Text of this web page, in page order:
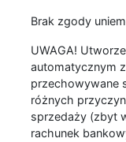
Brak zgody
UWAGA!
automatycznym
przechowywane
różnych
sprzedaży (zbyt
rachunek